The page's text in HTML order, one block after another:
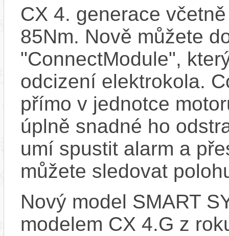
CX 4. generace
85Nm. Nově můžete
"ConnectModule",
odcizení elektrokola.
přímo v jednotce
úplně snadné ho
umí spustit alarm a
můžete sledovat
Nový model SMART
modelem CX 4.G z